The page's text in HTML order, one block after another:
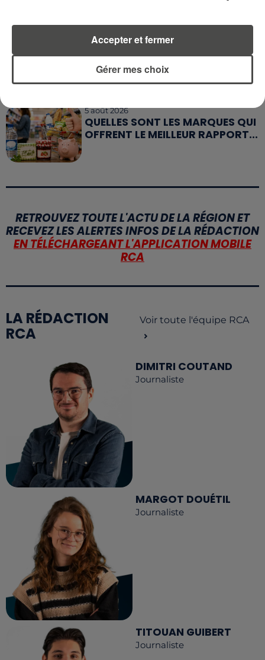
DISPARAISSENT DES RAYONS...
5 août 2026
MANGER SAINEMENT COÛTE 25 %
PLUS CHER QU'IL Y A CINQ ANS,
ALERTE L’ONU
5 août 2026
QUELLES SONT LES MARQUES QUI
OFFRENT LE MEILLEUR RAPPORT...
RETROUVEZ TOUTE L'ACTU DE LA RÉGION ET
RECEVEZ LES ALERTES INFOS DE LA RÉDACTION
EN TÉLÉCHARGEANT L'APPLICATION MOBILE
RCA
LA RÉDACTION
RCA
Voir toute l'équipe RCA
DIMITRI COUTAND
Journaliste
MARGOT DOUÉTIL
Journaliste
TITOUAN GUIBERT
Journaliste
Gérer mes choix
Accepter et fermer